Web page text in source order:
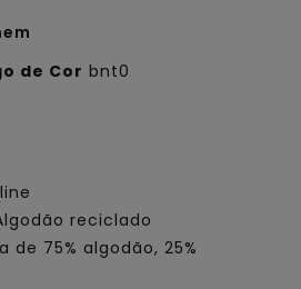
de Cor bnt0
reciclado
de 75% algodão, 25%